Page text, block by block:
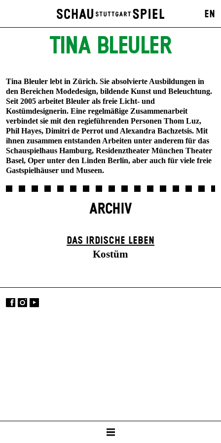
EN
TINA BLEULER
Tina Bleuler lebt in Zürich. Sie absolvierte Ausbildungen in
den Bereichen Modedesign, bildende Kunst und Beleuchtung.
Seit 2005 arbeitet Bleuler als freie Licht- und
Kostümdesignerin. Eine regelmäßige Zusammenarbeit
verbindet sie mit den regieführenden Personen Thom Luz,
Phil Hayes, Dimitri de Perrot und Alexandra Bachzetsis. Mit
ihnen zusammen entstanden Arbeiten unter anderem für das
Schauspielhaus Hamburg, Residenztheater München Theater
Basel, Oper unter den Linden Berlin, aber auch für viele freie
Gastspielhäuser und Museen.
ARCHIV
DAS IRDISCHE LEBEN
Kostüm